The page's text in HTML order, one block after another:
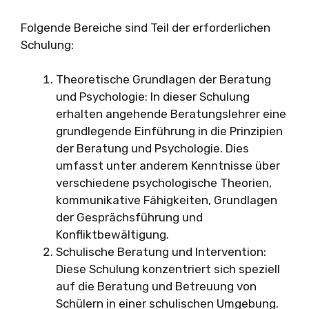
Folgende Bereiche sind Teil der erforderlichen
Schulung:
Theoretische Grundlagen der Beratung
und Psychologie: In dieser Schulung
erhalten angehende Beratungslehrer eine
grundlegende Einführung in die Prinzipien
der Beratung und Psychologie. Dies
umfasst unter anderem Kenntnisse über
verschiedene psychologische Theorien,
kommunikative Fähigkeiten, Grundlagen
der Gesprächsführung und
Konfliktbewältigung.
Schulische Beratung und Intervention:
Diese Schulung konzentriert sich speziell
auf die Beratung und Betreuung von
Schülern in einer schulischen Umgebung.